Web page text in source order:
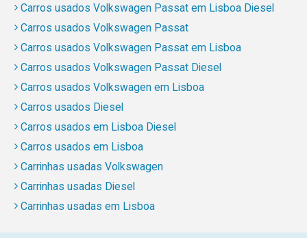
Carros usados Volkswagen Passat em Lisboa Diesel
Carros usados Volkswagen Passat
Carros usados Volkswagen Passat em Lisboa
Carros usados Volkswagen Passat Diesel
Carros usados Volkswagen em Lisboa
Carros usados Diesel
Carros usados em Lisboa Diesel
Carros usados em Lisboa
Carrinhas usadas Volkswagen
Carrinhas usadas Diesel
Carrinhas usadas em Lisboa